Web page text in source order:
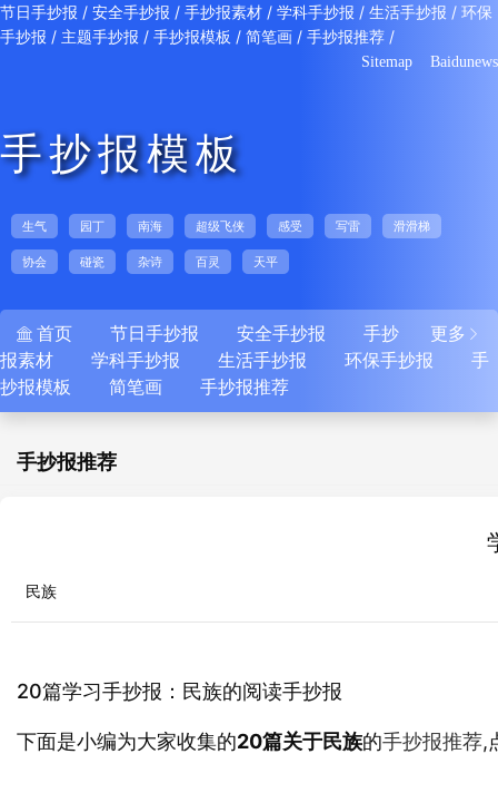
节日手抄报 / 安全手抄报 / 手抄报素材 / 学科手抄报 / 生活手抄报 / 环保
手抄报 / 主题手抄报 / 手抄报模板 / 简笔画 / 手抄报推荐 /
Sitemap Baidunews
手抄报模板
生气 园丁 南海 超级飞侠 感受 写雷 滑滑梯
协会 碰瓷 杂诗 百灵 天平
更多 
 首页 节日手抄报 安全手抄报
手抄
报素材
学科手抄报 生活手抄报 环保手抄报
手
抄报模板
简笔画 手抄报推荐
手抄报推荐
民族
20篇学习手抄报：民族的阅读手抄报
下面是小编为大家收集的20篇关于民族的手抄报推荐,